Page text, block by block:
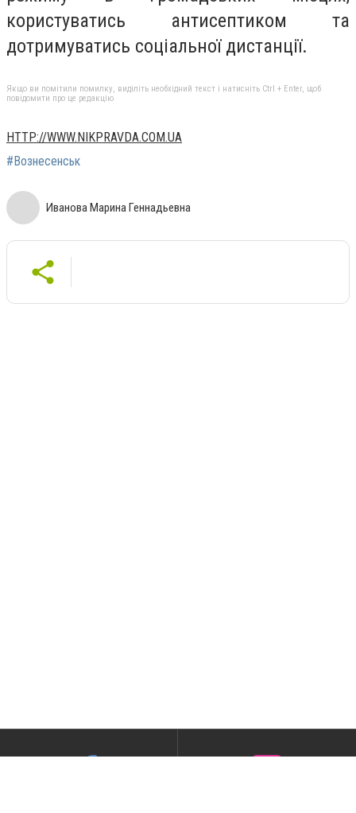
користуватись антисептиком та
дотримуватись соціальної дистанції.
Якщо ви помітили помилку, виділіть необхідний текст і натисніть Ctrl + Enter, щоб
повідомити про це редакцію
HTTP://WWW.NIKPRAVDA.COM.UA
#Вознесенськ
Иванова Марина Геннадьевна